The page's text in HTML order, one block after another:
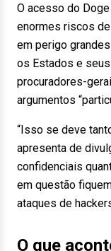
O acesso do
enormes riscos
em perigo
os Estados e
procuradores-
argumentos
“Isso se deve
apresenta de
confidenciais
em questão
ataques de
O que